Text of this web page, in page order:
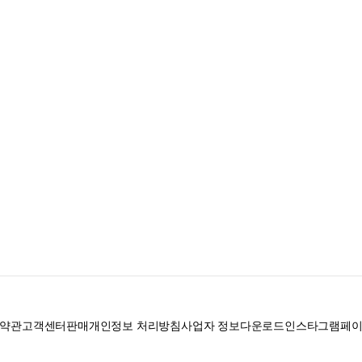
관고객센터판매개인정보 처리방침사업자 정보다운로드인스타그램페